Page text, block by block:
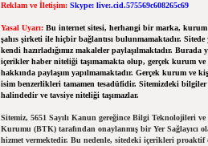
Reklam ve İletişim: Skype: live:.cid.575569c608265c69
Yasal Uyarı: Bu internet sitesi, herhangi bir marka, kurum
şahıs şirketi ile hiçbir bağlantısı bulunmamaktadır. Sitede
kendi hazırladığımız makaleler paylaşılmaktadır. Burada
içerikler haber niteliği taşımamakta olup, gerçek kurum
hakkında paylaşım yapılmamaktadır. Gerçek kurum ve
isim benzerlikleri tamamen tesadüfidir. Sitemizdeki bilgiler
halindedir ve tavsiye niteliği taşımazlar.
Sitemiz, 5651 Sayılı Kanun gereğince Bilgi Teknolojileri
Kurumu (BTK) tarafından onaylanmış bir Yer Sağlayıcı
hizmet vermektedir. Bu nedenle, sitedeki içerikleri proaktif